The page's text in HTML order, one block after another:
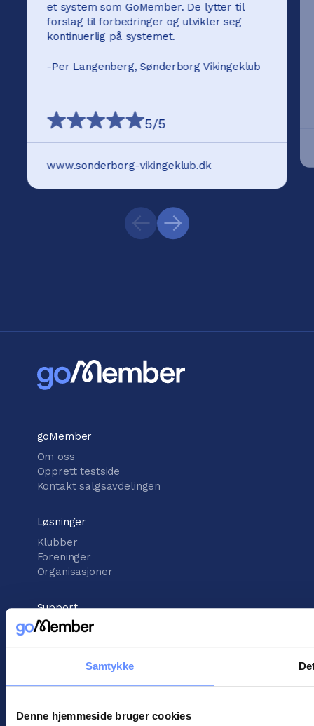
Samtykke
Denne hjemmeside bruger cookies
et system som GoMember. De lytter til
forslag til forbedringer og utvikler seg
kontinuerlig på systemet.
-Per Langenberg, Sønderborg Vikingeklub
5/5
www.sonderborg-vikingeklub.dk
goMember
Om oss
Opprett testside
Kontakt salgsavdelingen
Løsninger
Klubber
Foreninger
Organisasjoner
Support
Kunnskapsbank
Vilkår for handel